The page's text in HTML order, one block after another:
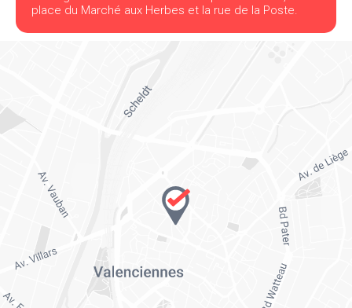
place du Marché aux Herbes et la rue de la Poste.